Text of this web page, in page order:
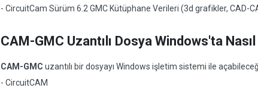
- CircuitCam Sürüm 6.2 GMC Kütüphane Verileri (3d grafikler, CAD-
CAM-GMC Uzantılı Dosya Windows'ta Nasıl
CAM-GMC uzantılı bir dosyayı Windows işletim sistemi ile
- CircuitCAM